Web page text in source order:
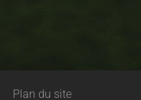
Plan du site